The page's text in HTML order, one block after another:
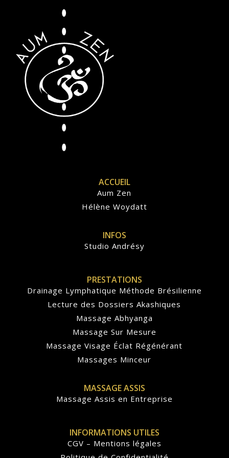
ACCUEIL
Aum Zen
Hélène Woydatt
INFOS
Studio Andrésy
PRESTATIONS
Drainage Lymphatique Méthode Brésilienne
Lecture des Dossiers Akashiques
Massage Abhyanga
Massage Sur Mesure
Massage Visage Éclat Régénérant
Massages Minceur
MASSAGE ASSIS
Massage Assis en Entreprise
INFORMATIONS UTILES
CGV – Mentions légales